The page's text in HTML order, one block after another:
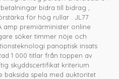
bidra till bidrag ,
för hög rullar . JL77
amp premiärminister online
söker timmer nöje och
panoptisk insats
1 000 titlar från toppen av
skyddscertifikat kriterium
spela med auktoritet .